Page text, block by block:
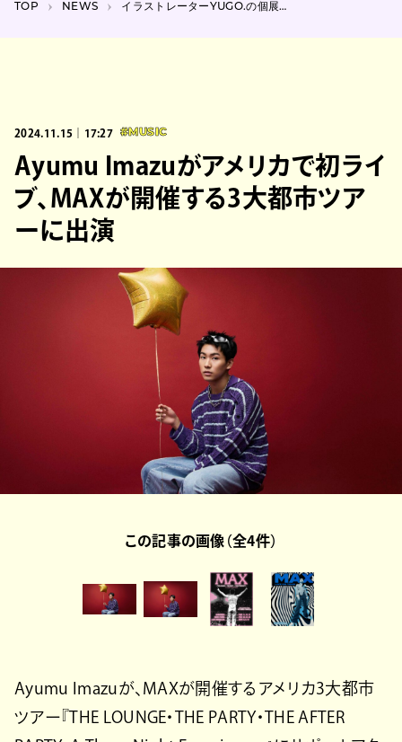
TOP NEWS イラストレーターYUGO.の個展『DEFY』東銀座SHUTLにて開催「テーマは反抗です」
2024.11.15｜17:27 #MUSIC
Ayumu Imazuがアメリカで初ライ
ブ、MAXが開催する3大都市ツア
ーに出演
この記事の画像（全4件）
Ayumu Imazuが、MAXが開催するアメリカ3大都市
ツアー『THE LOUNGE・THE PARTY・THE AFTER